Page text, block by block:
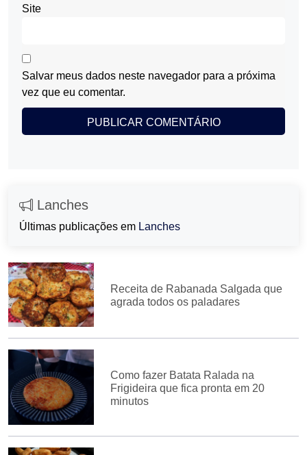
Site
Salvar meus dados neste navegador para a próxima
vez que eu comentar.
Lanches
Últimas publicações em Lanches
Receita de Rabanada Salgada que
agrada todos os paladares
Como fazer Batata Ralada na
Frigideira que fica pronta em 20
minutos